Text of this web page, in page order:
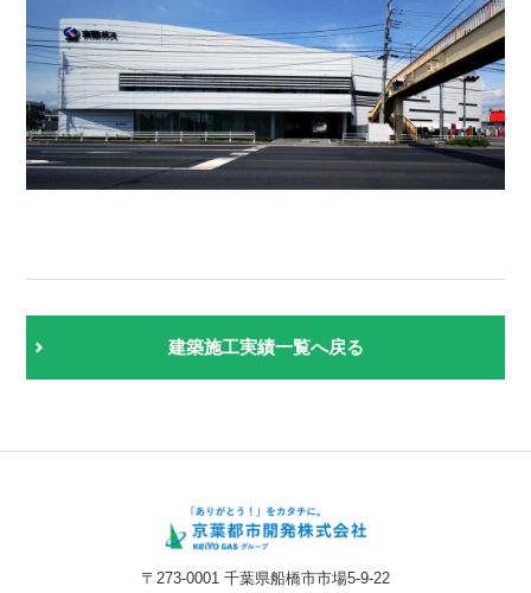
建築施工実績一覧へ戻る
〒273-0001 千葉県船橋市市場5-9-22